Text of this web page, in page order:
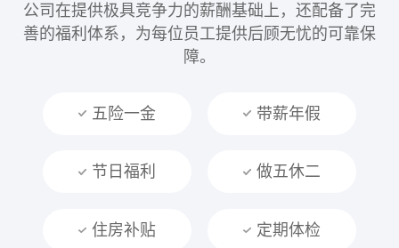
公司在提供极具竞争力的薪酬基础上，还配备了完
善的福利体系， 为每位员工提供后顾无忧的可靠保
障。
五险一金 带薪年假
节日福利 做五休二
住房补贴 定期体检